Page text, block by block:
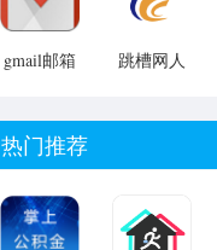
gmail邮箱
跳槽网人
热门推荐